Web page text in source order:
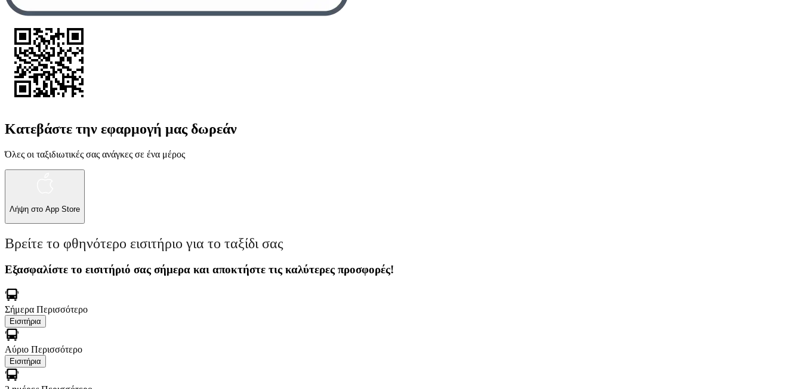
Κατεβάστε την εφαρμογή μας δωρεάν
Όλες οι ταξιδιωτικές σας ανάγκες σε ένα μέρος
Λήψη στο App Store
Βρείτε το φθηνότερο εισιτήριο για το ταξίδι σας
Εξασφαλίστε το εισιτήριό σας σήμερα και αποκτήστε τις καλύτερες προσφορές!
Σήμερα Περισσότερο
Εισιτήρια
Αύριο Περισσότερο
Εισιτήρια